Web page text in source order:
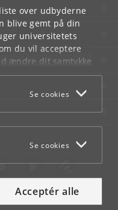
over udbyderne
blive gemt på din
universitetets
du vil acceptere
ændre dit samtykke
som du finder i
Se cookies
Se cookies
Acceptér alle